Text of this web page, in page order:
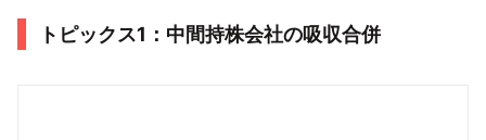
トピックス1：中間持株会社の吸収合併